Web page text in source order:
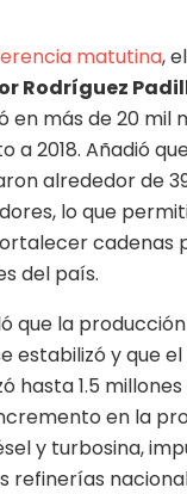
matutina,
Rodríguez
en más de 20 mil
a 2018. Añadió
alrededor de
lo que
cadenas
del país.
que la
estabilizó y que
hasta 1.5
en la
y turbosina,
refinerías